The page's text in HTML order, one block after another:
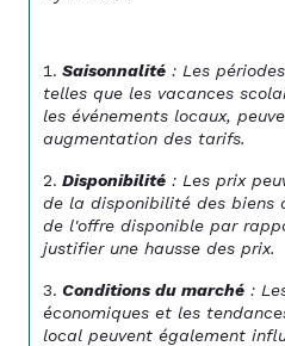
Saisonnalité : Les
telles que les vacances
les événements locaux,
augmentation des tarifs.
Disponibilité : Les prix
de la disponibilité des biens
de l'offre disponible par
justifier une hausse des prix.
Conditions du marché :
économiques et les
local peuvent également